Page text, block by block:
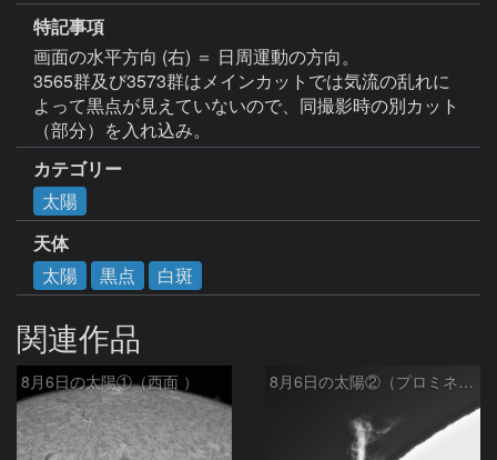
特記事項
画面の水平方向 (右) ＝ 日周運動の方向。
3565群及び3573群はメインカットでは気流の乱れに
よって黒点が見えていないので、同撮影時の別カット
（部分）を入れ込み。
カテゴリー
太陽
天体
太陽
黒点 白斑
関連作品
8月6日の太陽①（西面 ） 8月6日の太陽②（プロミネン北東縁 ）